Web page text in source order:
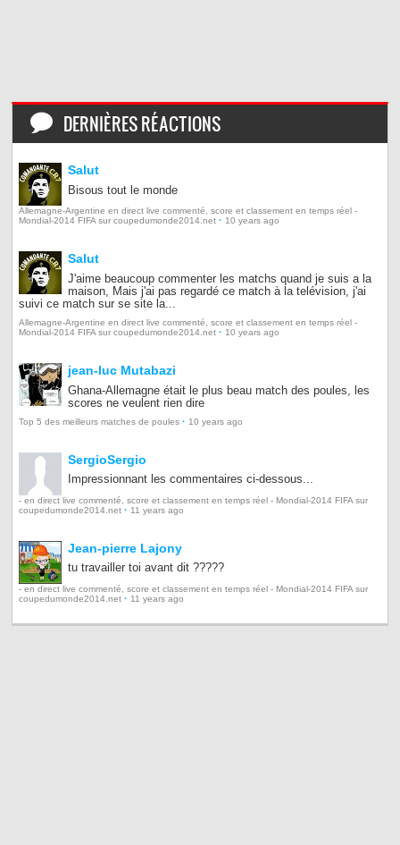
DERNIÈRES RÉACTIONS
Salut
Bisous tout le monde
Allemagne-Argentine en direct live commenté, score et classement en temps réel -
Mondial-2014 FIFA sur coupedumonde2014.net · 10 years ago
Salut
J'aime beaucoup commenter les matchs quand je suis a la
maison, Mais j'ai pas regardé ce match à la telévision, j'ai
suivi ce match sur se site la...
Allemagne-Argentine en direct live commenté, score et classement en temps réel -
Mondial-2014 FIFA sur coupedumonde2014.net · 10 years ago
jean-luc Mutabazi
Ghana-Allemagne était le plus beau match des poules, les
scores ne veulent rien dire
Top 5 des meilleurs matches de poules · 10 years ago
SergioSergio
Impressionnant les commentaires ci-dessous...
- en direct live commenté, score et classement en temps réel - Mondial-2014 FIFA sur
coupedumonde2014.net · 11 years ago
Jean-pierre Lajony
tu travailler toi avant dit ?????
- en direct live commenté, score et classement en temps réel - Mondial-2014 FIFA sur
coupedumonde2014.net · 11 years ago